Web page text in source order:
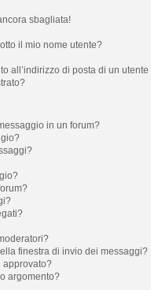
sbagliata!
il mio nome utente?
all’indirizzo di posta di un utente
in un forum?
finestra di invio dei messaggi?
approvato?
argomento?